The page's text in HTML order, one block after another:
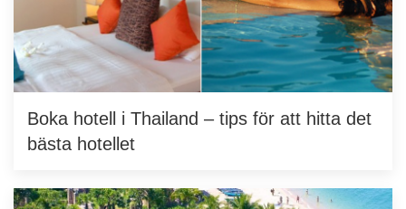
Boka hotell i Thailand – tips för att hitta det
bästa hotellet